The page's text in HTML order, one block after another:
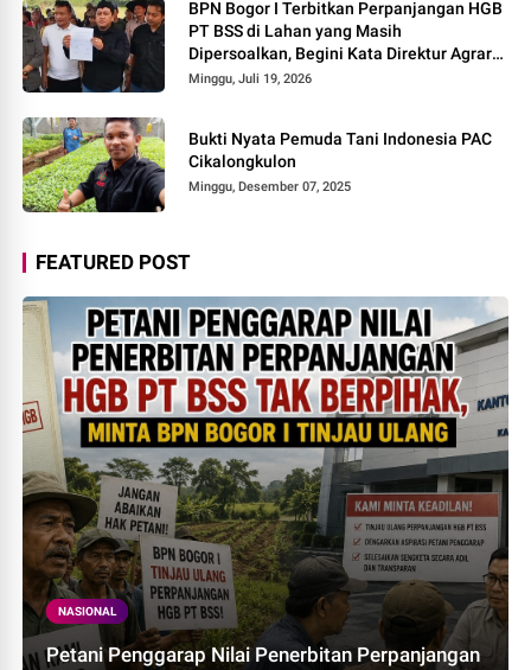
BPN Bogor I Terbitkan Perpanjangan HGB
PT BSS di Lahan yang Masih
Dipersoalkan, Begini Kata Direktur Agraria
Institute!
Minggu, Juli 19, 2026
Bukti Nyata Pemuda Tani Indonesia PAC
Cikalongkulon
Minggu, Desember 07, 2025
FEATURED POST
NASIONAL
Petani Penggarap Nilai Penerbitan Perpanjangan